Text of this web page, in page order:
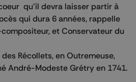
qu’il devra laisser partir à
qui dura 6 années, rappelle
et Conservateur du
Récollets, en Outremeuse,
André-Modeste Grétry en 1741.